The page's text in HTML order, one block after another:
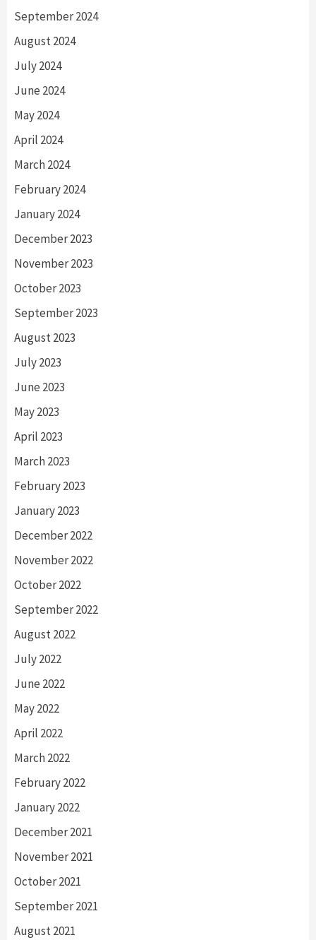
September 2024
August 2024
July 2024
June 2024
May 2024
April 2024
March 2024
February 2024
January 2024
December 2023
November 2023
October 2023
September 2023
August 2023
July 2023
June 2023
May 2023
April 2023
March 2023
February 2023
January 2023
December 2022
November 2022
October 2022
September 2022
August 2022
July 2022
June 2022
May 2022
April 2022
March 2022
February 2022
January 2022
December 2021
November 2021
October 2021
September 2021
August 2021